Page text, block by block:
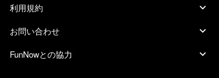
利用規約
お問い合わせ
FunNowとの協力